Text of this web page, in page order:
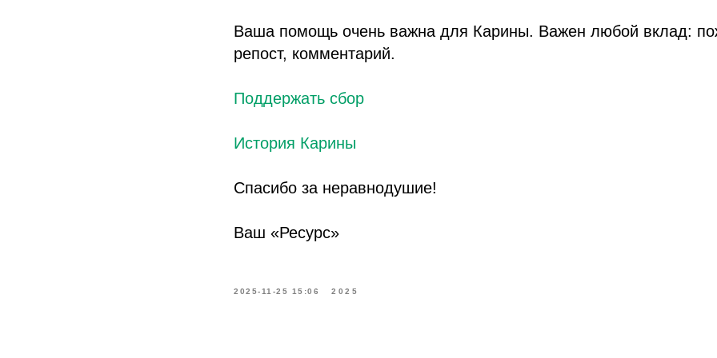
Ваша помощь очень важна для Карины. Важен любой вклад:
репост, комментарий.
Поддержать сбор
История Карины
Спасибо за неравнодушие!
Ваш «Ресурс»
2025-11-25 15:06 2025